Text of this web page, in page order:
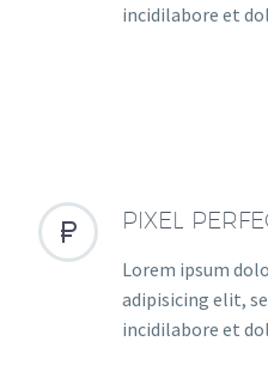
incidilabore et

 PIXEL
Lorem ipsum
adipisicing elit,
incidilabore et